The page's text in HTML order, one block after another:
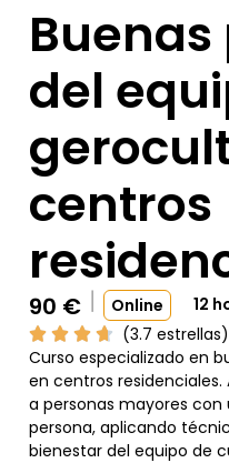
del
centros
90 € Online
12
(3.7 estrellas)
Curso especializado en
en centros
a personas mayores
persona, aplicando
bienestar del equipo de